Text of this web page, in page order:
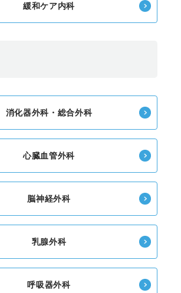
緩和ケア内科
消化器外科・総合外科
心臓血管外科
脳神経外科
乳腺外科
呼吸器外科